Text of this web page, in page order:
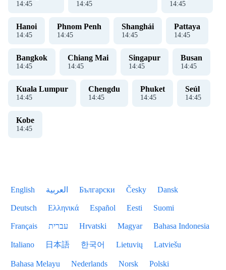
14:45 14:45 14:45
Hanoi
14:45
Phnom Penh
14:45
Shanghái
14:45
Pattaya
14:45
Bangkok
14:45
Chiang Mai
14:45
Singapur
14:45
Busan
14:45
Kuala Lumpur
14:45
Chengdu
14:45
Phuket
14:45
Seúl
14:45
Kobe
14:45
English العربية Български Česky Dansk
Deutsch Ελληνικά Español Eesti Suomi
Français עברית Hrvatski Magyar Bahasa Indonesia
Italiano 日本語 한국어 Lietuvių Latviešu
Bahasa Melayu Nederlands Norsk Polski